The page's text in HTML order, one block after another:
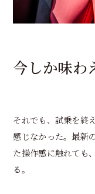
今しか味わ
それでも、試乗を終
感じなかった。最新
た操作感に触れても
る。